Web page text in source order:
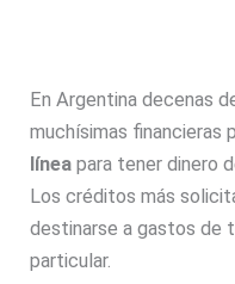
En Argentina decenas
muchísimas financieras
líneapara tener dinero
Los créditos más
destinarse a gastos de
particular.